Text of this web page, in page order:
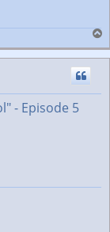
a
c
- Episode 5